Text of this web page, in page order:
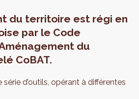
du territoire est régi en
par le Code
du
CoBAT.
série d’outils, opérant à différentes